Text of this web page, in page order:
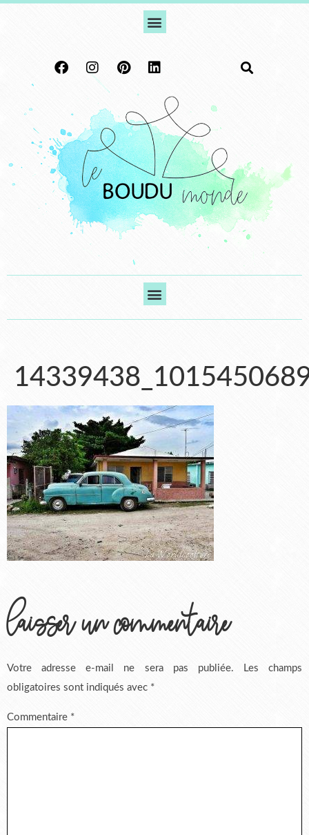
laisser un commentaire
Votre adresse e-mail ne sera pas publiée.
Les champs
obligatoires sont indiqués avec *
Commentaire *